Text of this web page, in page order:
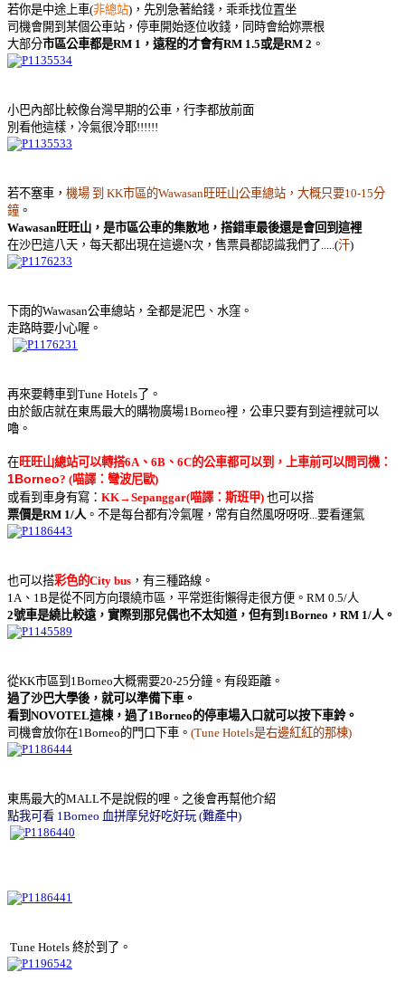
若你是中途上車(非總站)，先別急著給錢，乖乖找位置坐
司機會開到某個公車站，停車開始逐位收錢，同時會給妳票根
大部分市區公車都是RM 1，遠程的才會有RM 1.5或是RM 2 。
小巴內部比較像台灣早期的公車，行李都放前面
別看他這樣，冷氣很冷耶!!!!!!
若不塞車， 機場 到 KK市區的Wawasan旺旺山公車總站，大概只要10-15分
鐘 。
Wawasan旺旺山，是市區公車的集散地，搭錯車最後還是會回到這裡
在沙巴這八天，每天都出現在這邊N次，售票員都認識我們了.....(汗)
下雨的Wawasan公車總站，全都是泥巴、水窪。
走路時要小心喔。
再來要轉車到Tune Hotels了。
由於飯店就在東馬最大的購物廣場1Borneo裡，公車只要有到這裡就可以
嚕。
在旺旺山總站可以轉搭6A、6B、6C的公車都可以到，上車前可以問司機：
1Borneo? (喵譯：彎波尼歐)
或看到車身有寫： KK→Sepanggar(喵譯：斯班甲) 也可以搭
票價是RM 1/人 。不是每台都有冷氣喔，常有自然風呀呀呀...要看運氣
也可以搭彩色的City bus ，有三種路線。
1A、1B是從不同方向環繞市區，平常逛街懶得走很方便。RM 0.5/人
2號車是繞比較遠，實際到那兒偶也不太知道，但有到1Borneo，RM 1/人。
從KK市區到1Borneo大概需要20-25分鐘。有段距離。
過了沙巴大學後，就可以準備下車。
看到NOVOTEL這棟，過了1Borneo的停車場入口就可以按下車鈴。
司機會放你在1Borneo的門口下車。 (Tune Hotels是右邊紅紅的那棟)
東馬最大的MALL不是說假的哩。之後會再幫他介紹
點我可看 1Borneo 血拼摩兒好吃好玩 (難產中)
Tune Hotels 終於到了。